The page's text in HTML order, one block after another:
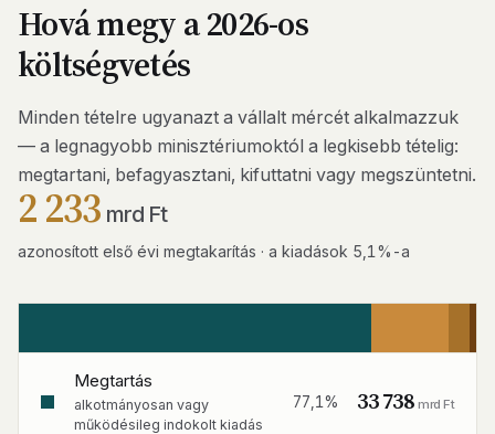
Hová megy a 2026-os
költségvetés
Minden tételre ugyanazt a vállalt mércét alkalmazzuk
— a legnagyobb minisztériumoktól a legkisebb tételig:
megtartani, befagyasztani, kifuttatni vagy megszüntetni.
2 233 mrd Ft
azonosított első évi megtakarítás · a kiadások 5,1%-a
Megtartás
alkotmányosan vagy
működésileg indokolt kiadás
77,1% 33 738 mrd Ft